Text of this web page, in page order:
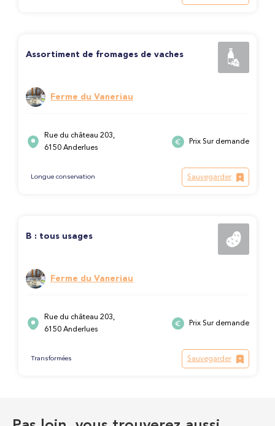
Assortiment de fromages de vaches
Ferme du Vaneriau
Rue du château 203,
6150 Anderlues
Prix Sur demande
Longue conservation Sauvegarder
B : tous usages
Ferme du Vaneriau
Rue du château 203,
6150 Anderlues
Prix Sur demande
Transformées Sauvegarder